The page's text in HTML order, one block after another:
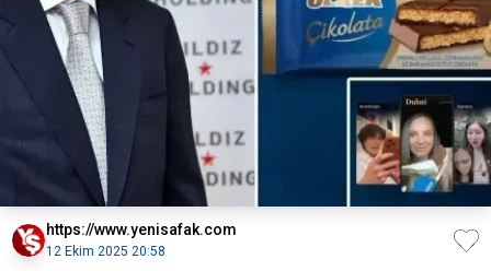
https://www.yenisafak.com
12 Ekim 2025 20:58